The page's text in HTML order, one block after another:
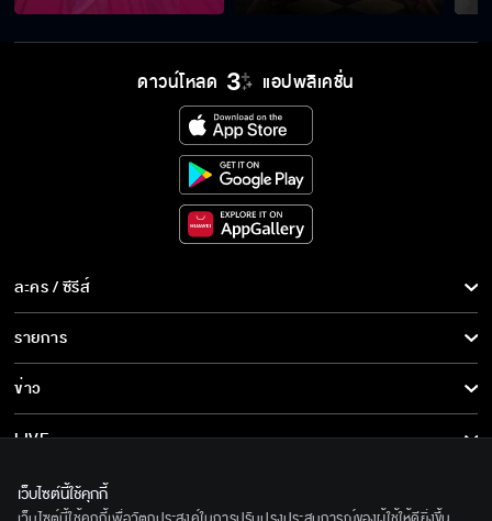
ดาวน์โหลด แอปพลิเคชั่น
ละคร / ซีรีส์
ละคร/ซีรีส์
ซีรีส์นานาชาติ
การ์ตูน & เกม
รายการ
รายการทั้งหมด
ข่าว
ข่าวทั้งหมด
ข่าวประชาสัมพันธ์
LIVE
เกี่ยวกับเรา
เว็บไซต์นี้ใช้คุกกี้